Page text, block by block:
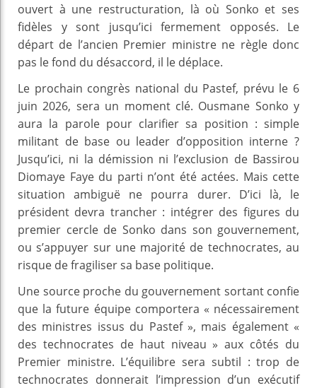
ouvert à une restructuration, là où Sonko et ses
fidèles y sont jusqu’ici fermement opposés. Le
départ de l’ancien Premier ministre ne règle donc
pas le fond du désaccord, il le déplace.
Le prochain congrès national du Pastef, prévu le 6
juin 2026, sera un moment clé. Ousmane Sonko y
aura la parole pour clarifier sa position : simple
militant de base ou leader d’opposition interne ?
Jusqu’ici, ni la démission ni l’exclusion de Bassirou
Diomaye Faye du parti n’ont été actées. Mais cette
situation ambiguë ne pourra durer. D’ici là, le
président devra trancher : intégrer des figures du
premier cercle de Sonko dans son gouvernement,
ou s’appuyer sur une majorité de technocrates, au
risque de fragiliser sa base politique.
Une source proche du gouvernement sortant confie
que la future équipe comportera « nécessairement
des ministres issus du Pastef », mais également «
des technocrates de haut niveau » aux côtés du
Premier ministre. L’équilibre sera subtil : trop de
technocrates donnerait l’impression d’un exécutif